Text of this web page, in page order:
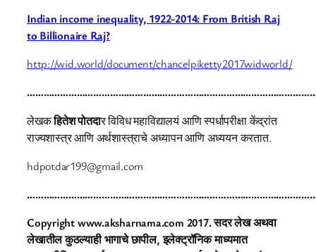
Indian income inequality, 1922-2014: From British Raj
to Billionaire Raj?
http://wid.world/document/chancelpiketty2017widworld/
लेखकहितेश पोतदार विविध महाविद्यालयं आणि स्पर्धापरीक्षा केंद्रांत
राज्यशास्त्र आणि अर्थशास्त्राचे अध्यापन आणि अध्ययन करतात.
hdpotdar199@gmail.com
Copyright www.aksharnama.com 2017. सदर लेख अथवा
लेखातील कुठल्याही भागाचे छापील, इलेक्ट्रॉनिक माध्यमात